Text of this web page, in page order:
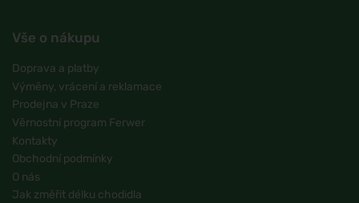
Vše o nákupu
Doprava a platby
Výměny, vrácení a reklamace
Prodejna v Praze
Věrnostní program Ferwer
Kontakty
Obchodní podmínky
O nás
Jak změřit délku chodidla